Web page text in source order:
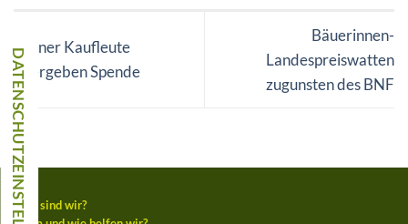
Rittner Kaufleute
übergeben Spende
Bäuerinnen-
Landespreiswatten
zugunsten des BNF
Wer sind wir?